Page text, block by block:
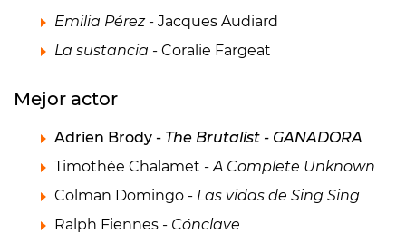
Emilia Pérez- Jacques Audiard
La sustancia - Coralie Fargeat
Mejor actor
Adrien Brody - The Brutalist - GANADORA
Timothée Chalamet -A Complete Unknown
Colman Domingo - Las vidas de Sing Sing
Ralph Fiennes - Cónclave